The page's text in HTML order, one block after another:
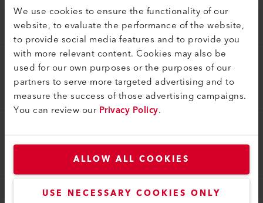
We use cookies to ensure the functionality of our
website, to evaluate the performance of the website,
to provide social media features and to provide you
with more relevant content. Cookies may also be
used for our own purposes or the purposes of our
partners to serve more targeted advertising and to
measure the success of those advertising campaigns.
You can review ourPrivacy Policy.
ALLOW ALL COOKIES
USE NECESSARY COOKIES ONLY
přechází do struktury skupiny.
Založení společnosti Leister Technologies AG
2016
Inteligentní výrobek Leister GEOSTAR G7 LQS s
digitálním záznamem parametrů
Zahájení iniciativy digitální transformace s aplikací
myLeister a dalšími produkty IoT